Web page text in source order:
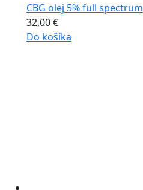
CBG olej 5% full spectrum
32,00€
Do košíka